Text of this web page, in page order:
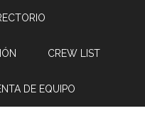
CREW LIST
DE EQUIPO